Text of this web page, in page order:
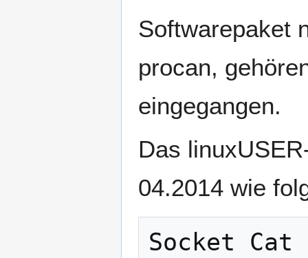
Softwarepaket
procan,
eingegangen.
Das
04.2014 wie
Socket